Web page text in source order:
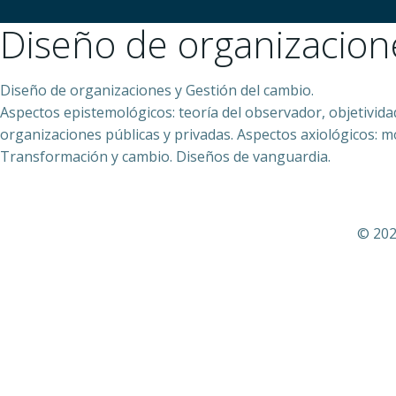
Diseño de
Diseño de organizaciones y Gestión del cambio.
Aspectos epistemológicos: teoría del observador,
organizaciones públicas y privadas. Aspectos axiológicos:
Transformación y cambio. Diseños de vanguardia.
©